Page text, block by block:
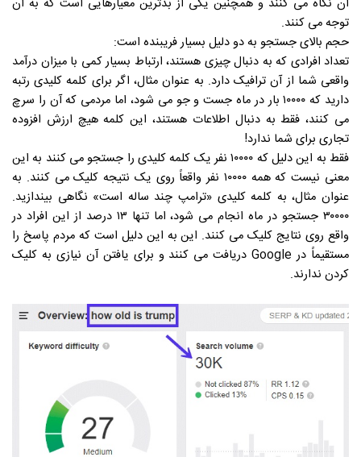
آن نگاه می کنند و همچنین یکی از بدترین معیارهایی است که به آن
توجه می کنند.
حجم بالای جستجو به دو دلیل بسیار فریبنده است:
تعداد افرادی که به دنبال چیزی هستند، ارتباط بسیار کمی با میزان درآمد
واقعی شما از آن ترافیک دارد. به عنوان مثال، اگر برای کلمه کلیدی رتبه
دارید که ۱۰۰۰۰ بار در ماه جست و جو می شود، اما مردمی که آن را سرچ
می کنند، فقط به دنبال اطلاعات هستند، این کلمه هیچ ارزش افزوده
تجاری برای شما ندارد!
فقط به این دلیل که ۱۰۰۰۰ نفر یک کلمه کلیدی را جستجو می کنند به این
معنی نیست که همه ۱۰۰۰۰ نفر واقعاً روی یک نتیجه کلیک می کنند. به
عنوان مثال، به کلمه کلیدی «ترامپ چند ساله است» نگاهی بیندازید.
۳۰۰۰۰ جستجو در ماه انجام می شود، اما تنها ۱۳ درصد از این افراد در
واقع روی نتایج کلیک می کنند. این به این دلیل است که مردم پاسخ را
مستقیماً در Google دریافت می کنند و برای یافتن آن نیازی به کلیک
کردن ندارند.